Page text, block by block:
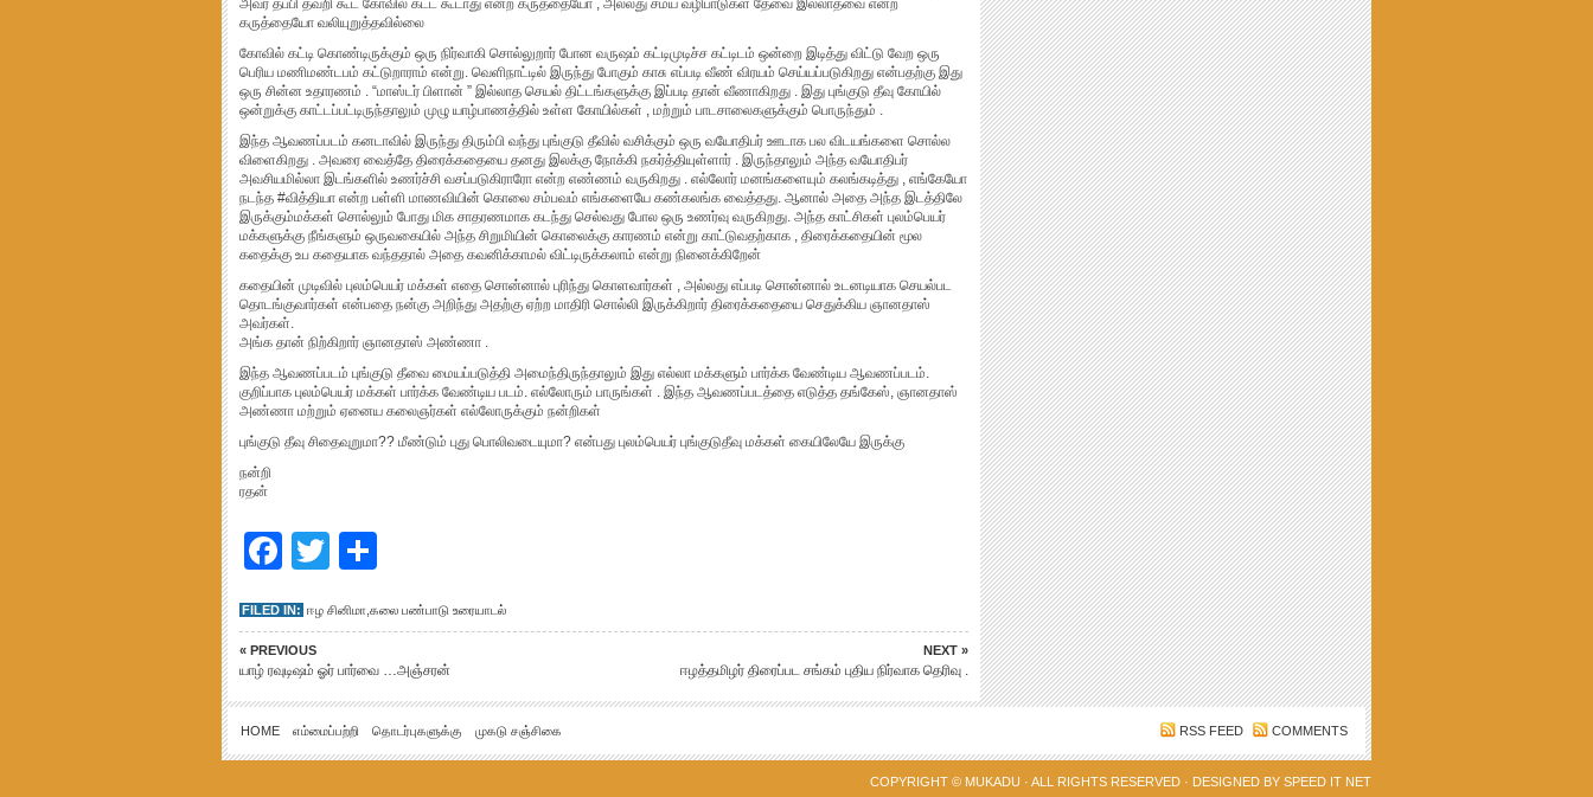
அவர் தப்பி தவறி கூட கோவில் கட்ட கூடாது என்ற கருத்தையோ , அல்லது சமய வழிபாடுகள் தேவை இல்லாதவை என்ற
கருத்தையோ வலியுறுத்தவில்லை
கோவில் கட்டி கொண்டிருக்கும் ஒரு நிர்வாகி சொல்லுறார் போன வருஷம் கட்டிமுடிச்ச கட்டிடம் ஒன்றை இடித்து விட்டு வேற ஒரு
பெரிய மணிமண்டபம் கட்டுறாராம் என்று. வெளிநாட்டில் இருந்து போகும் காசு எப்படி வீண் விரயம் செய்யப்படுகிறது என்பதற்கு இது
ஒரு சின்ன உதாரணம் . “மாஸ்டர் பிளான் ” இல்லாத செயல் திட்டங்களுக்கு இப்படி தான் வீணாகிறது . இது புங்குடு தீவு கோயில்
ஒன்றுக்கு காட்டப்பட்டிருந்தாலும் முழு யாழ்பாணத்தில் உள்ள கோயில்கள் , மற்றும் பாடசாலைகளுக்கும் பொருந்தும் .
இந்த ஆவணப்படம் கனடாவில் இருந்து திரும்பி வந்து புங்குடு தீவில் வசிக்கும் ஒரு வயோதிபர் ஊடாக பல விடயங்களை சொல்ல
விளைகிறது . அவரை வைத்தே திரைக்கதையை தனது இலக்கு நோக்கி நகர்த்தியுள்ளார் . இருந்தாலும் அந்த வயோதிபர்
அவசியமில்லா இடங்களில் உணர்ச்சி வசப்படுகிராரோ என்ற எண்ணம் வருகிறது . எல்லோர் மனங்களையும் கலங்கடித்து , எங்கேயோ
நடந்த #வித்தியா என்ற பள்ளி மாணவியின் கொலை சம்பவம் எங்களையே கண்கலங்க வைத்தது. ஆனால் அதை அந்த இடத்திலே
இருக்கும்மக்கள் சொல்லும் போது மிக சாதரணமாக கடந்து செல்வது போல ஒரு உணர்வு வருகிறது. அந்த காட்சிகள் புலம்பெயர்
மக்களுக்கு நீங்களும் ஒருவகையில் அந்த சிறுமியின் கொலைக்கு காரணம் என்று காட்டுவதற்காக , திரைக்கதையின் மூல
கதைக்கு உப கதையாக வந்ததால் அதை கவனிக்காமல் விட்டிருக்கலாம் என்று நினைக்கிறேன்
கதையின் முடிவில் புலம்பெயர் மக்கள் எதை சொன்னால் புரிந்து கொளவார்கள் , அல்லது எப்படி சொன்னால் உடனடியாக செயல்பட
தொடங்குவார்கள் என்பதை நன்கு அறிந்து அதற்கு ஏற்ற மாதிரி சொல்லி இருக்கிறார் திரைக்கதையை செதுக்கிய ஞானதாஸ்
அவர்கள்.
அங்க தான் நிற்கிறார் ஞானதாஸ் அண்ணா .
இந்த ஆவணப்படம் புங்குடு தீவை மையப்படுத்தி அமைந்திருந்தாலும் இது எல்லா மக்களும் பார்க்க வேண்டிய ஆவணப்படம்.
குறிப்பாக புலம்பெயர் மக்கள் பார்க்க வேண்டிய படம். எல்லோரும் பாருங்கள் . இந்த ஆவணப்படத்தை எடுத்த தங்கேஸ், ஞானதாஸ்
அண்ணா மற்றும் ஏனைய கலைஞர்கள் எல்லோருக்கும் நன்றிகள்
புங்குடு தீவு சிதைவுறுமா?? மீண்டும் புது பொலிவடையுமா? என்பது புலம்பெயர் புங்குடுதீவு மக்கள் கையிலேயே இருக்கு
நன்றி
ரதன்
Facebook
Twitter
FILED IN: ஈழ சினிமா கலை பண்பாடு உரையாடல்
« PREVIOUS
யாழ் ரவுடிஷம் ஓர் பார்வை …அஞ்சரன்
NEXT »
ஈழத்தமிழர் திரைப்பட சங்கம் புதிய நிர்வாக தெரிவு .
HOME எம்மைப்பற்றி தொடர்புகளுக்கு முகடு சஞ்சிகை RSS FEED COMMENTS
COPYRIGHT © MUKADU · ALL RIGHTS RESERVED · DESIGNED BY SPEED IT NET